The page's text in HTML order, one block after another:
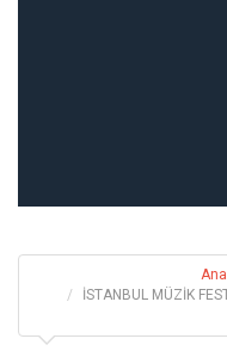
İSTANBUL MÜZİK